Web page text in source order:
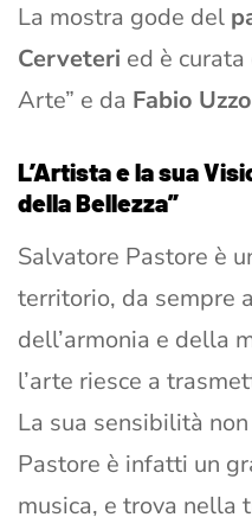
La mostra gode del
Cerveteri ed è curata
Arte” e da Fabio
L’Artista e la sua
della Bellezza”
Salvatore Pastore è
territorio, da sempre
dell’armonia e della
l’arte riesce a
La sua sensibilità
Pastore è infatti un
musica, e trova nella